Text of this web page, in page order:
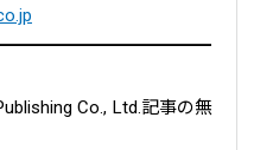
Co., Ltd.記事の無